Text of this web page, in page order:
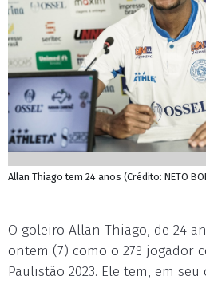
Allan Thiago tem 24 anos (Crédito: NETO
O goleiro Allan Thiago, de 24
ontem (7) como o 27º jogador
Paulistão 2023. Ele tem, em